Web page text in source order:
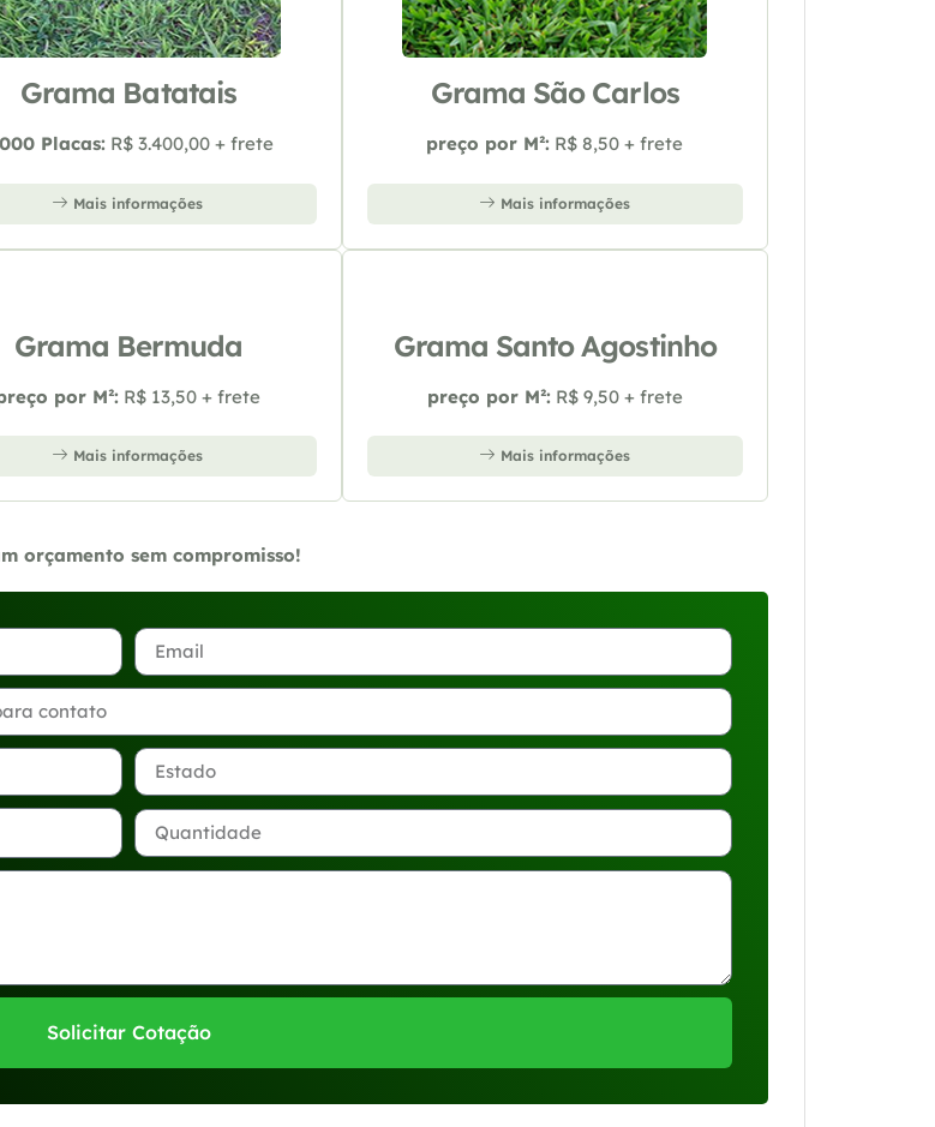
Grama Batatais
Placas: R$ 3.400,00 + frete
Mais informações
Grama São Carlos
preço por M²: R$ 8,50 + frete
Mais informações
Grama Bermuda
por M²: R$ 13,50 + frete
Mais informações
Grama Santo Agostinho
preço por M²: R$ 9,50 + frete
Mais informações
orçamento sem compromisso!
Solicitar Cotação